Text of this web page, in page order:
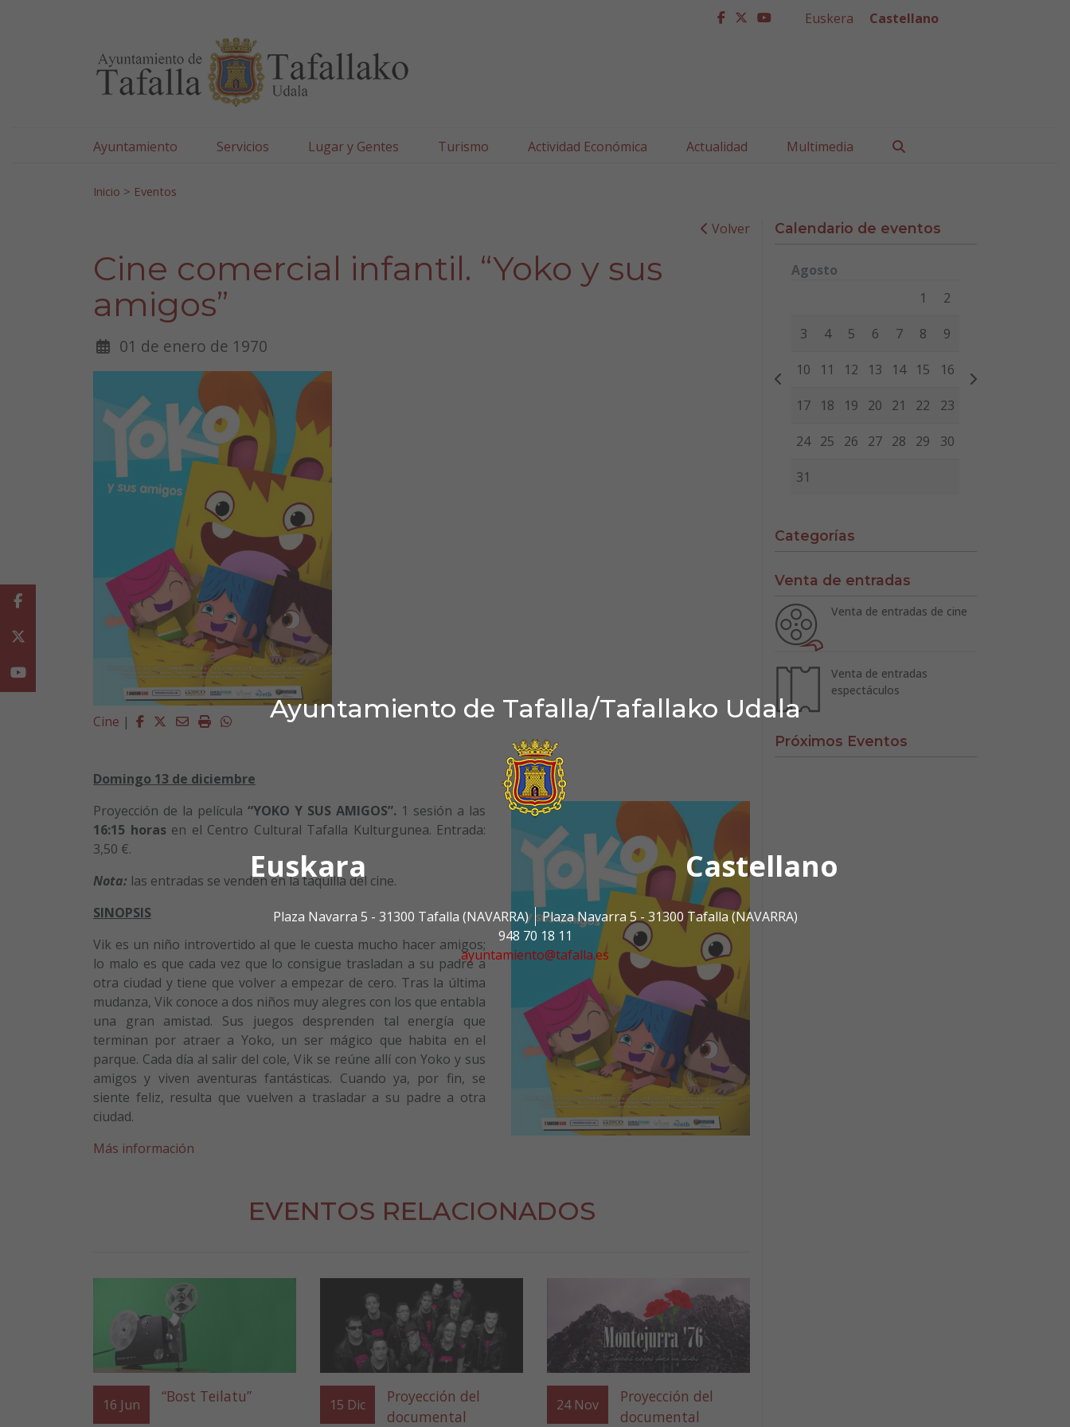
Ayuntamiento de Tafalla/Tafallako Udala
Euskara Castellano
Plaza Navarra 5 - 31300 Tafalla (NAVARRA)
Plaza Navarra 5 - 31300 Tafalla (NAVARRA)
948 70 18 11
ayuntamiento@tafalla.es
facebook
twitter
youtube
Euskera Castellano
Ayuntamiento Servicios Lugar y Gentes Turismo Actividad Económica Actualidad Multimedia
Inicio > Eventos
Volver
Cine comercial infantil. “Yoko y sus
amigos”
01 de enero de 1970
Cine | Facebook
Twitter
EmailImprimirWhatsapp
Domingo 13 de diciembre
Proyección de la película “YOKO Y SUS AMIGOS”. 1 sesión a las
16:15 horas en el Centro Cultural Tafalla Kulturgunea. Entrada:
3,50 €.
Nota: las entradas se venden en la taquilla del cine.
SINOPSIS
Vik es un niño introvertido al que le cuesta mucho hacer amigos;
lo malo es que cada vez que lo consigue trasladan a su padre a
otra ciudad y tiene que volver a empezar de cero. Tras la última
mudanza, Vik conoce a dos niños muy alegres con los que entabla
una gran amistad. Sus juegos desprenden tal energía que
terminan por atraer a Yoko, un ser mágico que habita en el
parque. Cada día al salir del cole, Vik se reúne allí con Yoko y sus
amigos y viven aventuras fantásticas. Cuando ya, por fin, se
siente feliz, resulta que vuelven a trasladar a su padre a otra
ciudad.
Más información
EVENTOS RELACIONADOS
16 Jun “Bost Teilatu” 15 Dic
Proyección del
documental
24 Nov
Proyección del
documental
Calendario de eventos
Agosto
Miércoles Jueves
1 2
3 4 5 6 7 8 9
10 11 12 13 14 15 16
17 18 19 20 21 22 23
24 25 26 27 28 29 30
31
Categorías
Venta de entradas
Venta de entradas de cine
Venta de entradas
espectáculos
Próximos Eventos
Facebook
Youtube